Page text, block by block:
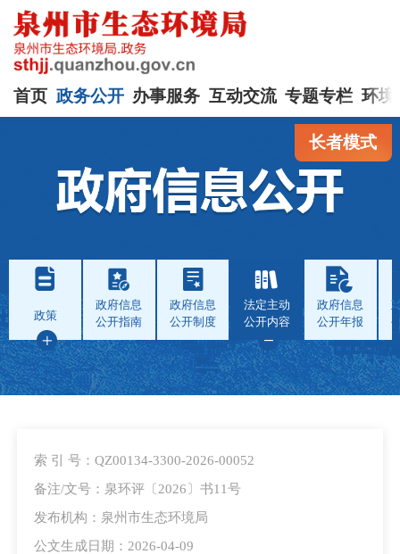
首页 政务公开 办事服务 互动交流 专题专栏 环境
长者模式
政策
政府信息
公开指南
政府信息
公开制度
法定主动
公开内容
政府信息
公开年报
索 引 号：QZ00134-3300-2026-00052
备注/文号：泉环评〔2026〕书11号
发布机构：泉州市生态环境局
公文生成日期：2026-04-09